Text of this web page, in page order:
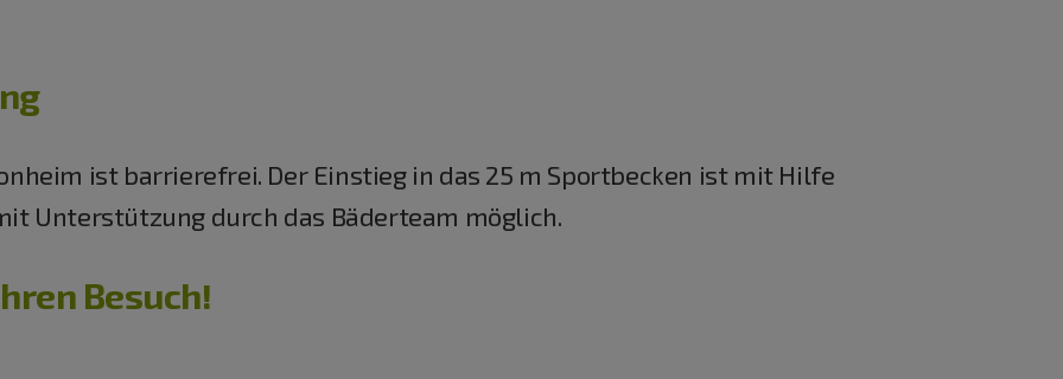
ist barrierefrei. Der Einstieg in das 25 m Sportbecken ist mit Hilfe
Unterstützung durch das Bäderteam möglich.
Besuch!